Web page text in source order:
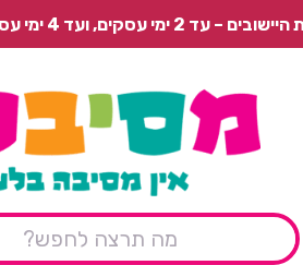
רגיל בתשלום או איסוף עצמי חינם.